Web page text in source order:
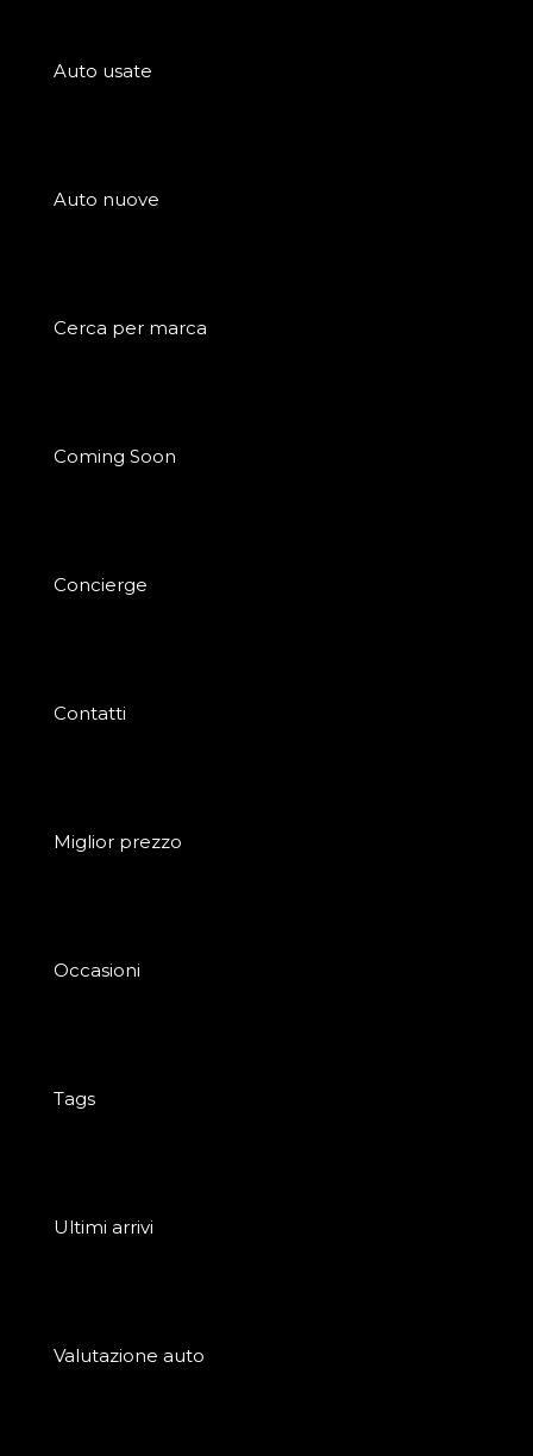
Auto usate
Auto nuove
Cerca per marca
Coming Soon
Concierge
Contatti
Miglior prezzo
Occasioni
Tags
Ultimi arrivi
Valutazione auto